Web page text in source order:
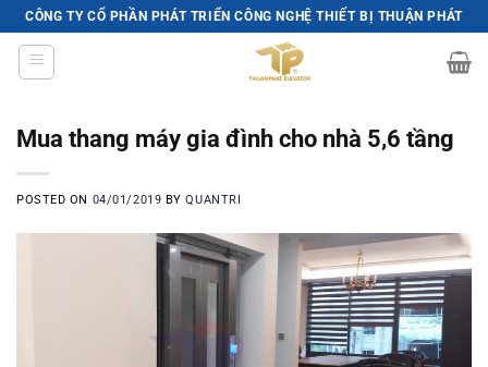
Skip
to
content
CÔNG TY CỔ PHẦN PHÁT TRIỂN CÔNG NGHỆ THIẾT BỊ THUẬN PHÁT
Mua thang máy gia đình cho nhà 5,6 tầng
POSTED ON 04/01/2019 BYQUANTRI